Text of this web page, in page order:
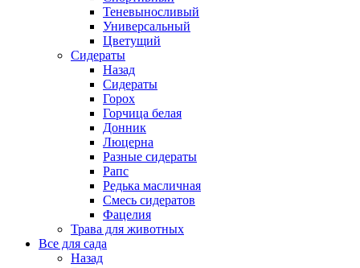
Теневыносливый
Универсальный
Цветущий
Сидераты
Назад
Сидераты
Горох
Горчица белая
Донник
Люцерна
Разные сидераты
Рапс
Редька масличная
Смесь сидератов
Фацелия
Трава для животных
Все для сада
Назад